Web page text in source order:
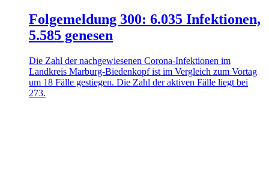
Folgemeldung 300: 6.035 Infektionen,
5.585 genesen
Die Zahl der nachgewiesenen Corona-Infektionen im
Landkreis Marburg-Biedenkopf ist im Vergleich zum Vortag
um 18 Fälle gestiegen. Die Zahl der aktiven Fälle liegt bei
273.